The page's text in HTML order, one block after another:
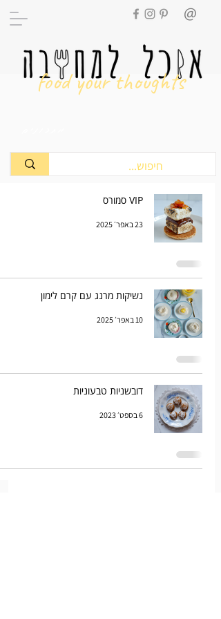
food your thoughts
VIP סמורס
23 באפר׳ 2025
נשיקות מרנג עם קרם לימון
10 באפר׳ 2025
דובשניות טבעוניות
6 בספט׳ 2023